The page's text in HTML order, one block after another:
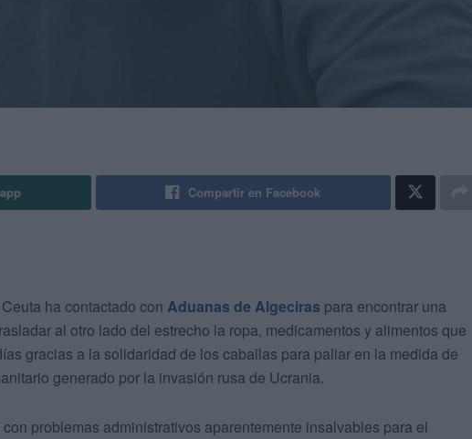
Compartir en Facebook
ha contactado con Aduanas de Algeciras para encontrar una
al otro lado del estrecho la ropa, medicamentos y alimentos que
gracias a la solidaridad de los caballas para paliar en la medida de
generado por la invasión rusa de Ucrania.
problemas administrativos aparentemente insalvables para el